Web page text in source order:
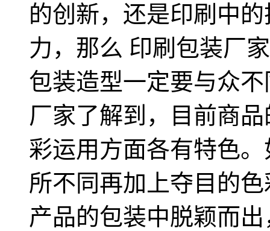
的创新，还是印刷中
力，那么 印刷包装厂
包装造型一定要与众
厂家了解到，目前商
彩运用方面各有特色
所不同再加上夺目的
产品的包装中脱颖而